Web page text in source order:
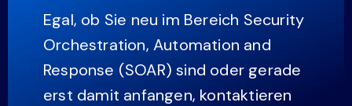
Egal, ob Sie neu im Bereich Security
Orchestration, Automation and
Response (SOAR) sind oder gerade
erst damit anfangen, kontaktieren